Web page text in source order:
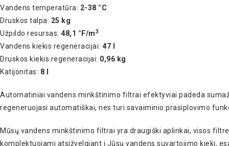
Vandens temperatūra: 2-38 °C
Druskos talpa: 25 kg
Užpildo resursas: 48,1 °F/m3
Vandens kiekis regeneracijai: 47 l
Druskos kiekis regeneracijai: 0,96 kg
Katijonitas: 8 l
Automatiniai vandens minkštinimo filtrai efektyviai padeda
regeneruojasi automatiškai, nes turi savaiminio prasiplovimo
Mūsų vandens minkštinimo filtrai yra draugiški aplinkai, visos
komplektuojami atsižvelgiant į Jūsų vandens suvartojimo kiekį,